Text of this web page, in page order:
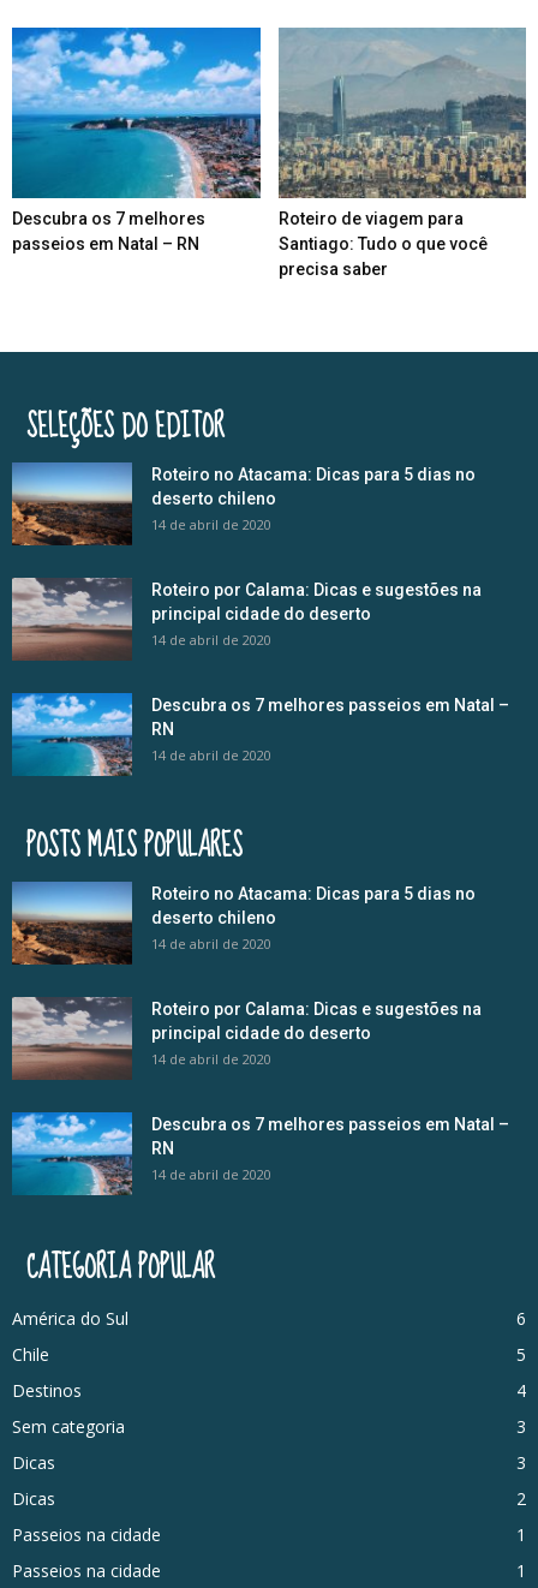
Descubra os 7 melhores
passeios em Natal – RN
Roteiro de viagem para
Santiago: Tudo o que você
precisa saber
SELEÇÕES DO EDITOR
Roteiro no Atacama: Dicas para 5 dias no
deserto chileno
14 de abril de 2020
Roteiro por Calama: Dicas e sugestões na
principal cidade do deserto
14 de abril de 2020
Descubra os 7 melhores passeios em Natal –
RN
14 de abril de 2020
POSTS MAIS POPULARES
Roteiro no Atacama: Dicas para 5 dias no
deserto chileno
14 de abril de 2020
Roteiro por Calama: Dicas e sugestões na
principal cidade do deserto
14 de abril de 2020
Descubra os 7 melhores passeios em Natal –
RN
14 de abril de 2020
CATEGORIA POPULAR
América do Sul
6
Chile
5
Destinos
4
Sem categoria
3
Dicas
3
Dicas
2
Passeios na cidade
1
Passeios na cidade
1